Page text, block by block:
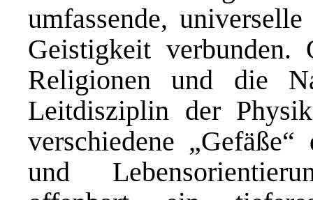
umfassende,
Geistigkeit verbunden.
Religionen und die
Leitdisziplin der
verschiedene
und